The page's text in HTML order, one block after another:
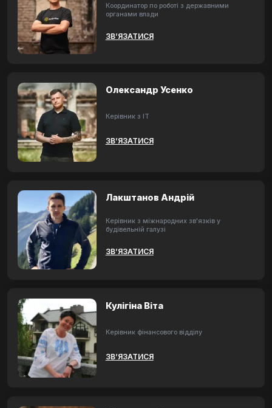
Координатор по роботі з державними
органами влади
ЗВ’ЯЗАТИСЯ
Олександр Усенко
Керівник з ІТ
ЗВ’ЯЗАТИСЯ
Лакштанов Андрій
Керівник з міжнародних зв'язків у
будівельній галузі
ЗВ’ЯЗАТИСЯ
Кулігіна Віта
Керівник фінансового відділу
ЗВ’ЯЗАТИСЯ